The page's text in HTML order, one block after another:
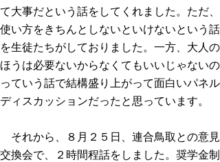
て大事だという話をしてくれました。ただ、
使い方をきちんとしないといけないという話
を生徒たちがしておりました。一方、大人の
ほうは必要ないからなくてもいいじゃないの
っていう話で結構盛り上がって面白いパネル
ディスカッションだったと思っています。
それから、８月２５日、連合鳥取との意見
交換会で、２時間程話をしました。奨学金制